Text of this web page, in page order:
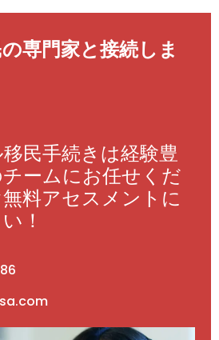
専門家と接続しま
民手続きは経験豊
ームにお任せくだ
料アセスメントに
！